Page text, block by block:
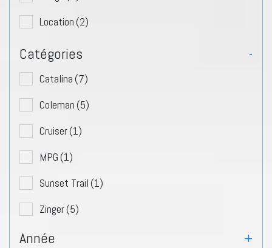
Location (2)
Catégories -
Catalina (7)
Coleman (5)
Cruiser(1)
MPG (1)
Sunset Trail (1)
Zinger(5)
Année
+